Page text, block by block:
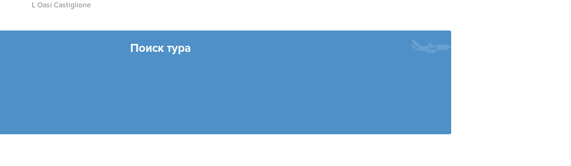
L Oasi Castiglione
Поиск тура